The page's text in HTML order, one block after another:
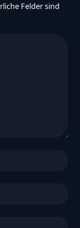
Felder sind